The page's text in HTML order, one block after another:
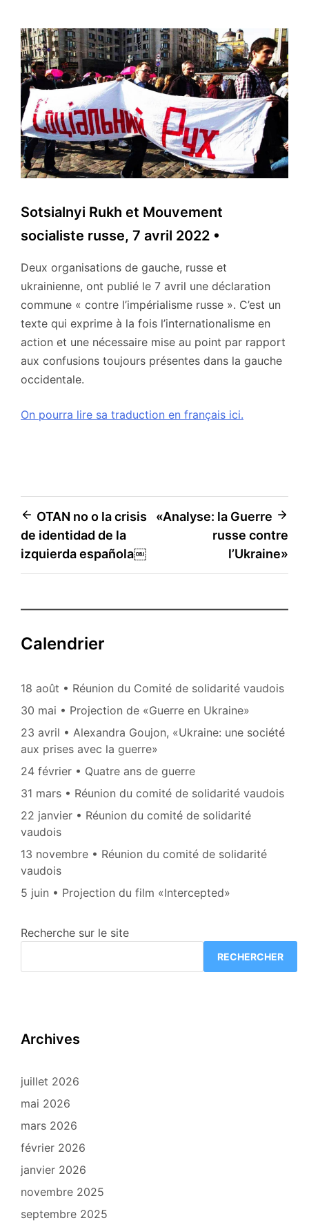
Sotsialnyi Rukh et Mouvement
socialiste russe, 7 avril 2022 •
Deux organisations de gauche, russe et
ukrainienne, ont publié le 7 avril une déclaration
commune « contre l’impérialisme russe ». C’est un
texte qui exprime à la fois l’internationalisme en
action et une nécessaire mise au point par rapport
aux confusions toujours présentes dans la gauche
occidentale.
On pourra lire sa traduction en français ici.
Navigation
de
l’article
OTAN no o la crisis
de identidad de la
izquierda española￼
«Analyse: la Guerre
russe contre
l’Ukraine»
Calendrier
18 août • Réunion du Comité de solidarité vaudois
30 mai • Projection de «Guerre en Ukraine»
23 avril • Alexandra Goujon, «Ukraine: une société
aux prises avec la guerre»
24 février • Quatre ans de guerre
31 mars • Réunion du comité de solidarité vaudois
22 janvier • Réunion du comité de solidarité
vaudois
13 novembre • Réunion du comité de solidarité
vaudois
5 juin • Projection du film «Intercepted»
Recherche sur le site
RECHERCHER
Archives
juillet 2026
mai 2026
mars 2026
février 2026
janvier 2026
novembre 2025
septembre 2025